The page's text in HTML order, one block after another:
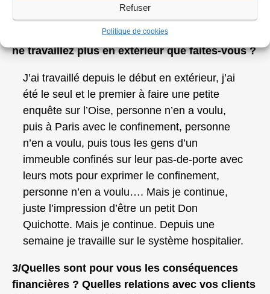
Refuser
Politique de cookies
2/Avez-vous cessé de travailler sur le terrain,
sinon comment vous protégez-vous ? Si vous
ne travaillez plus en extérieur que faites-vous ?
J’ai travaillé depuis le début en extérieur, j’ai
été le seul et le premier à faire une petite
enquête sur l’Oise, personne n’en a voulu,
puis à Paris avec le confinement, personne
n’en a voulu, puis tous les gens d’un
immeuble confinés sur leur pas-de-porte avec
leurs mots pour exprimer le confinement,
personne n’en a voulu…. Mais je continue,
juste l’impression d’être un petit Don
Quichotte. Mais je continue. Depuis une
semaine je travaille sur le système hospitalier.
3/Quelles sont pour vous les conséquences
financières ? Quelles relations avec vos clients